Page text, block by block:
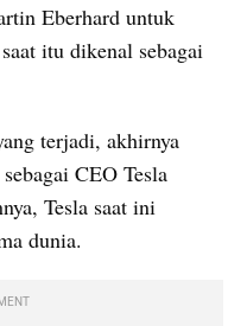
Eberhard untuk
itu dikenal sebagai
terjadi, akhirnya
CEO Tesla
Tesla saat ini
dunia.